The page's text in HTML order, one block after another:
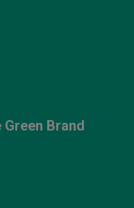
Brand